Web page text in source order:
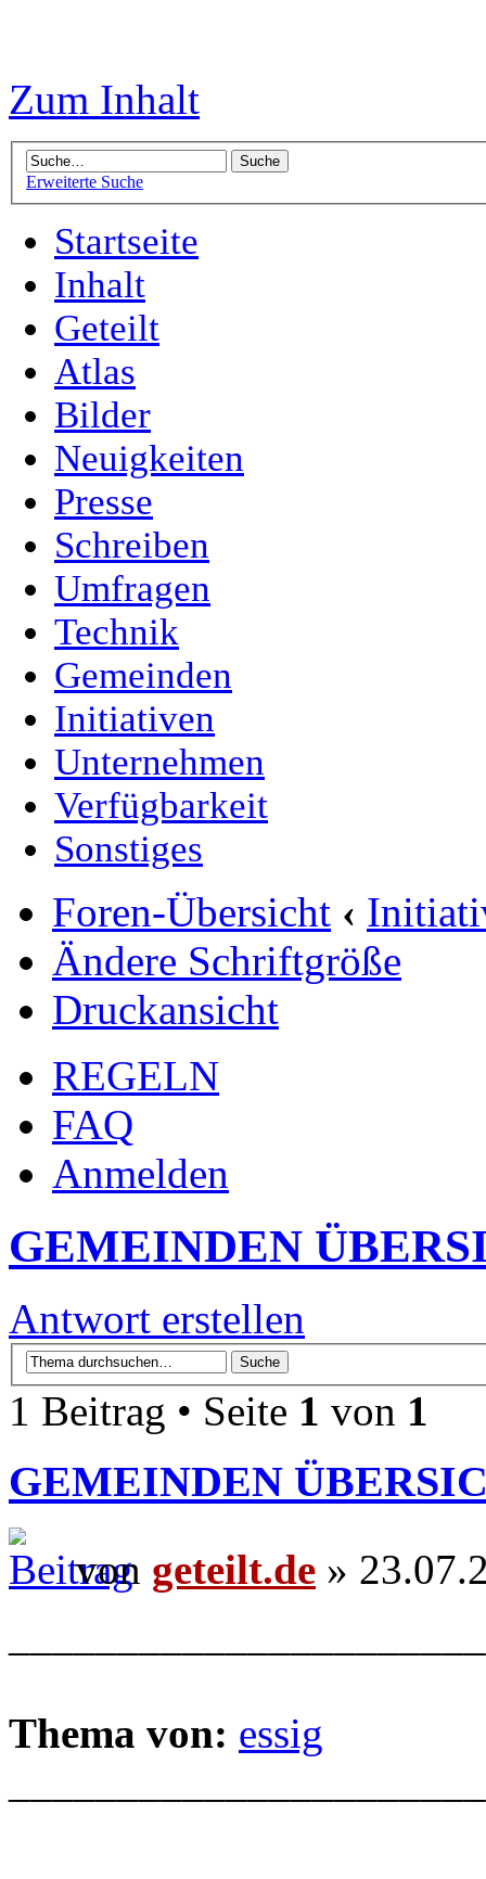
Zum Inhalt
Erweiterte Suche
Startseite
Inhalt
Geteilt
Atlas
Bilder
Neuigkeiten
Presse
Schreiben
Umfragen
Technik
Gemeinden
Initiativen
Unternehmen
Verfügbarkeit
Sonstiges
Foren-Übersicht ‹
Ändere Schriftgröße
Druckansicht
REGELN
FAQ
Anmelden
GEMEINDEN
Antwort erstellen
1 Beitrag • Seite 1 von 1
GEMEINDEN
von geteilt.de »
Thema von: essig